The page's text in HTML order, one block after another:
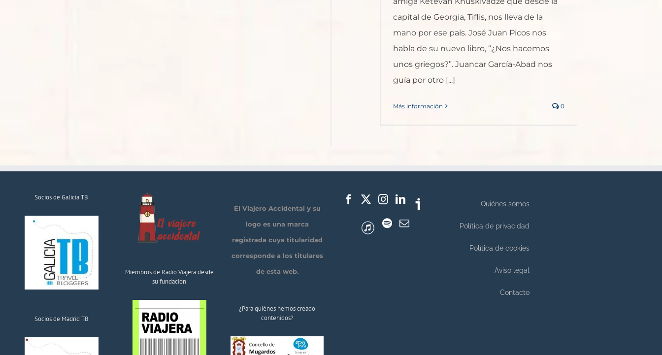
capital de Georgia, Tiflis, nos lleva de la
mano por ese país. José Juan Picos nos
habla de su nuevo libro, “¿Nos hacemos
unos griegos?”. Juancar García-Abad nos
guía por otro [...]
Más información 0
Socios de Galicia TB
Socios de Madrid TB
Miembros de Radio Viajera desde
su fundación
El Viajero Accidental y su
logo es una marca
registrada cuya titularidad
corresponde a los titulares
de esta web.
¿Para quiénes hemos creado
contenidos?
Quiénes somos
Política de privacidad
Política de cookies
Aviso legal
Contacto